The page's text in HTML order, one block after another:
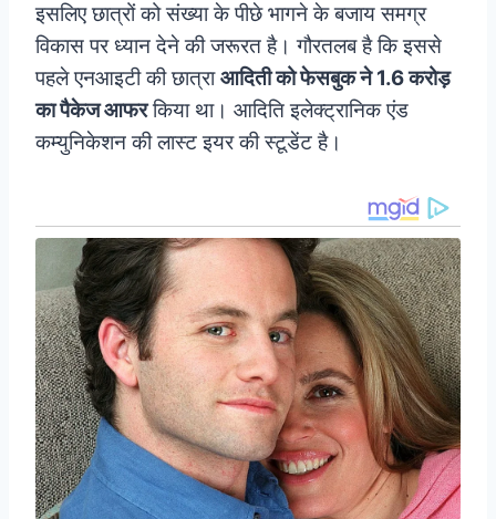
इसलिए छात्रों को संख्या के पीछे भागने के बजाय समग्र
विकास पर ध्यान देने की जरूरत है। गौरतलब है कि इससे
पहले एनआइटी की छात्राआदिती को फेसबुक ने 1.6 करोड़
का पैकेज आफरकिया था। आदिति इलेक्ट्रानिक एंड
कम्युनिकेशन की लास्ट इयर की स्टूडेंट है।